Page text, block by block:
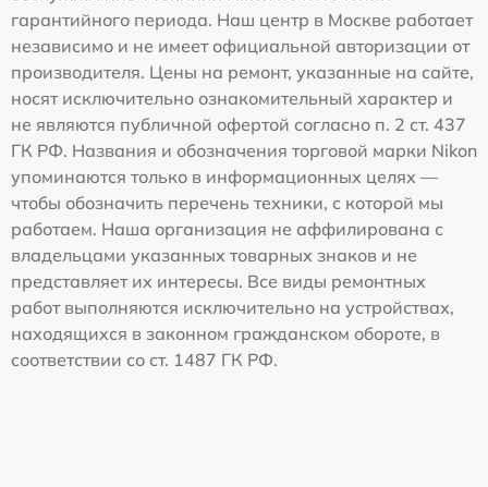
гарантийного периода. Наш центр в Москве работает
независимо и не имеет официальной авторизации от
производителя. Цены на ремонт, указанные на сайте,
носят исключительно ознакомительный характер и
не являются публичной офертой согласно п. 2 ст. 437
ГК РФ. Названия и обозначения торговой марки Nikon
упоминаются только в информационных целях —
чтобы обозначить перечень техники, с которой мы
работаем. Наша организация не аффилирована с
владельцами указанных товарных знаков и не
представляет их интересы. Все виды ремонтных
работ выполняются исключительно на устройствах,
находящихся в законном гражданском обороте, в
соответствии со ст. 1487 ГК РФ.